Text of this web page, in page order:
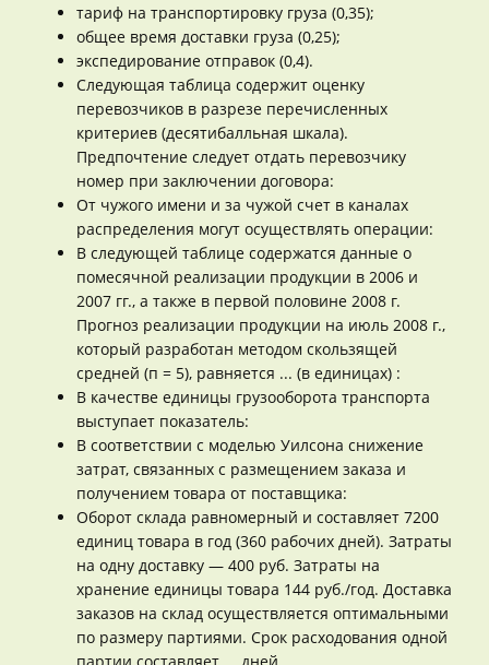
тариф на транспортировку груза (0,35);
общее время доставки груза (0,25);
экспедирование отправок (0,4).
Следующая таблица содержит оценку
перевозчиков в разрезе перечисленных
критериев (десятибалльная шкала).
Предпочтение следует отдать перевозчику
номер при заключении договора:
От чужого имени и за чужой счет в каналах
распределения могут осуществлять операции:
В следующей таблице содержатся данные о
помесячной реализации продукции в 2006 и
2007 гг., а также в первой половине 2008 г.
Прогноз реализации продукции на июль 2008 г.,
который разработан методом скользящей
средней (п = 5), равняется ... (в единицах) :
В качестве единицы грузооборота транспорта
выступает показатель:
В соответствии с моделью Уилсона снижение
затрат, связанных с размещением заказа и
получением товара от поставщика:
Оборот склада равномерный и составляет 7200
единиц товара в год (360 рабочих дней). Затраты
на одну доставку — 400 руб. Затраты на
хранение единицы товара 144 руб./год. Доставка
заказов на склад осуществляется оптимальными
по размеру партиями. Срок расходования одной